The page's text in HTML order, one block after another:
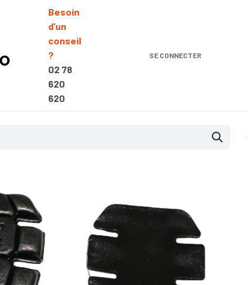
Besoin
d’un
conseil
?
02 78
620
620
SE CONNECTER